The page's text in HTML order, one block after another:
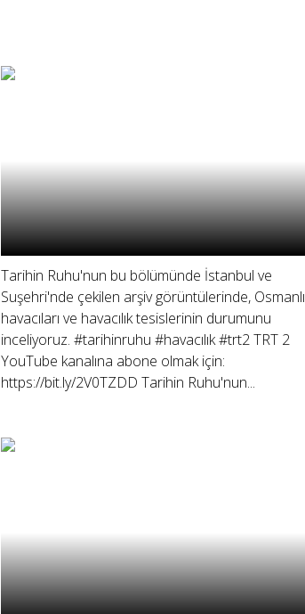
Tarihin Ruhu'nun bu bölümünde İstanbul ve
Suşehri'nde çekilen arşiv görüntülerinde, Osmanlı
havacıları ve havacılık tesislerinin durumunu
inceliyoruz. #tarihinruhu #havacılık #trt2 TRT 2
YouTube kanalına abone olmak için:
https://bit.ly/2V0TZDD Tarihin Ruhu'nun...